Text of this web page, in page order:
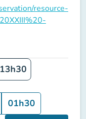
resource-
13h30
01h30